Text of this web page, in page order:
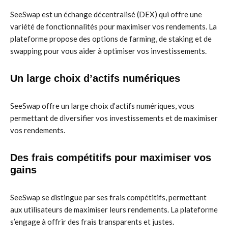
SeeSwap est un échange décentralisé (DEX) qui offre une
variété de fonctionnalités pour maximiser vos rendements. La
plateforme propose des options de farming, de staking et de
swapping pour vous aider à optimiser vos investissements.
Un large choix d’actifs numériques
SeeSwap offre un large choix d’actifs numériques, vous
permettant de diversifier vos investissements et de maximiser
vos rendements.
Des frais compétitifs pour maximiser vos
gains
SeeSwap se distingue par ses frais compétitifs, permettant
aux utilisateurs de maximiser leurs rendements. La plateforme
s’engage à offrir des frais transparents et justes.